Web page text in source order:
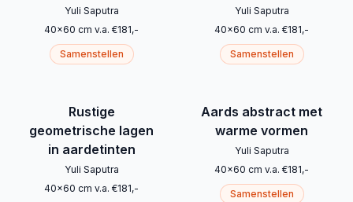
Yuli Saputra
40x60 cm v.a. €181,-
Samenstellen
Yuli Saputra
40x60 cm v.a. €181,-
Samenstellen
Rustige
geometrische lagen
in aardetinten
Yuli Saputra
40x60 cm v.a. €181,-
Aards abstract met
warme vormen
Yuli Saputra
40x60 cm v.a. €181,-
Samenstellen